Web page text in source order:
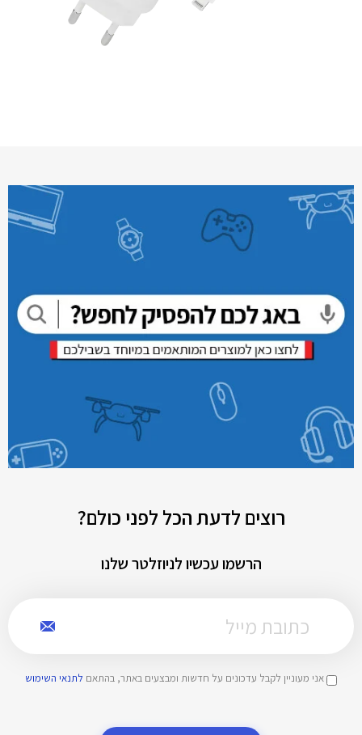
רוצים לדעת הכל לפני כולם?
הרשמו עכשיו לניוזלטר שלנו
אני מעוניין לקבל עדכונים על חדשות ומבצעים באתר, בהתאם לתנאי השימוש